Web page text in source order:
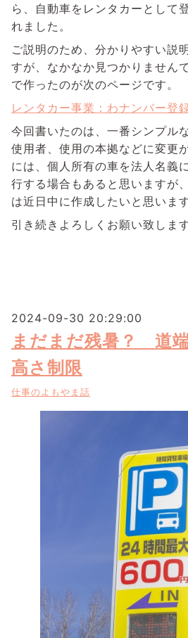
ら、自動車をレンタカーとして
れました。
ご説明のため、分かりやすい説
すが、なかなか見つかりません
で作ったのが次のページです。
レンタカー事業：わナンバー登
今回書いたのは、一番シンプル
使用者、使用の本拠などに変更
には、個人所有の車を法人名義
行する場合もあると思いますが
は近日中に作成したいと思います
引き続きよろしくお願い致します
2024-09-30 20:29:00
まだまだ残暑？ 道
高さ制限
仕事のよもやま話